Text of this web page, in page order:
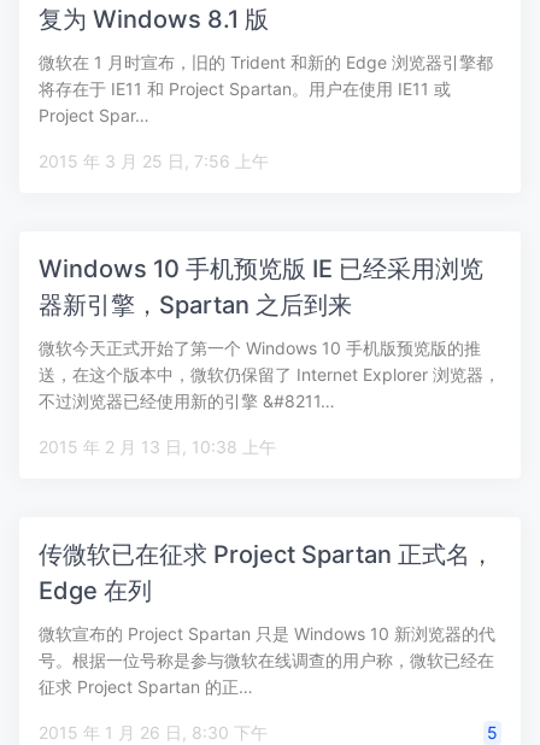
复为 Windows 8.1 版
微软在 1 月时宣布，旧的 Trident 和新的 Edge 浏览器引擎都
将存在于 IE11 和 Project Spartan。用户在使用 IE11 或
Project Spar…
2015 年 3 月 25 日, 7:56 上午
Windows 10 手机预览版 IE 已经采用浏览
器新引擎，Spartan 之后到来
微软今天正式开始了第一个 Windows 10 手机版预览版的推
送，在这个版本中，微软仍保留了 Internet Explorer 浏览器，
不过浏览器已经使用新的引擎 &#8211…
2015 年 2 月 13 日, 10:38 上午
传微软已在征求 Project Spartan 正式名，
Edge 在列
微软宣布的 Project Spartan 只是 Windows 10 新浏览器的代
号。根据一位号称是参与微软在线调查的用户称，微软已经在
征求 Project Spartan 的正…
2015 年 1 月 26 日, 8:30 下午 5